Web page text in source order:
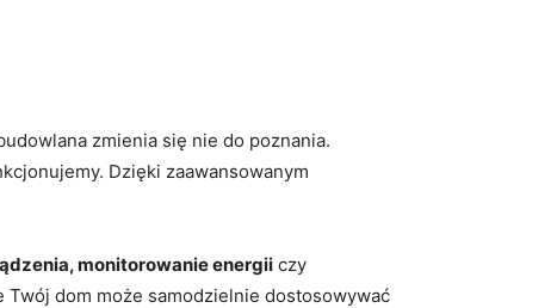
zmienia się⁣ nie do poznania.
Dzięki zaawansowanym⁤
monitorowanie ‌energii czy
Twój dom może samodzielnie dostosowywać